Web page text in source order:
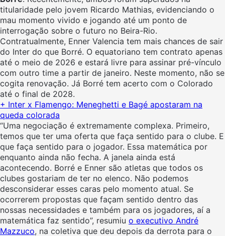
titularidade pelo jovem Ricardo Mathias, evidenciando o
mau momento vivido e jogando até um ponto de
interrogação sobre o futuro no Beira-Rio.
Contratualmente, Enner Valencia tem mais chances de sair
do Inter do que Borré. O equatoriano tem contrato apenas
até o meio de 2026 e estará livre para assinar pré-vínculo
com outro time a partir de janeiro. Neste momento, não se
cogita renovação. Já Borré tem acerto com o Colorado
até o final de 2028.
+ Inter x Flamengo: Meneghetti e Bagé apostaram na
queda colorada
“Uma negociação é extremamente complexa. Primeiro,
temos que ter uma oferta que faça sentido para o clube. E
que faça sentido para o jogador. Essa matemática por
enquanto ainda não fecha. A janela ainda está
acontecendo. Borré e Enner são atletas que todos os
clubes gostariam de ter no elenco. Não podemos
desconsiderar esses caras pelo momento atual. Se
ocorrerem propostas que façam sentido dentro das
nossas necessidades e também para os jogadores, aí a
matemática faz sentido”, resumiu o executivo André
Mazzuco, na coletiva que deu depois da derrota para o